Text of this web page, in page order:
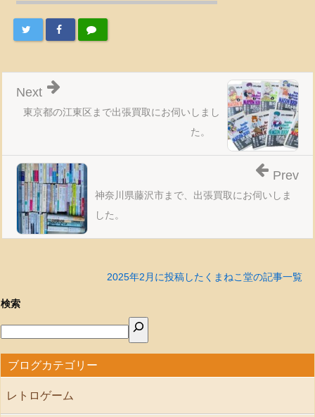
東京都の江東区まで出張買取にお伺いしまし
た。
Next
神奈川県藤沢市まで、出張買取にお伺いしま
した。
Prev
2025年2月に投稿したくまねこ堂の記事一覧
検索
ブログカテゴリー
レトロゲーム